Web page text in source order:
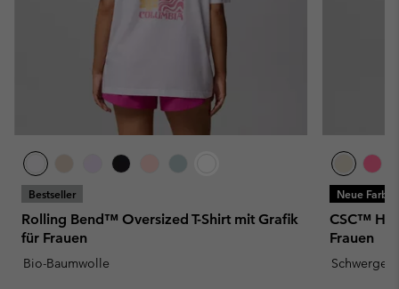
Bestseller
Rolling Bend™ Oversized T-Shirt mit Grafik
für Frauen
Bio-Baumwolle
Neue
CSC™
Frauen